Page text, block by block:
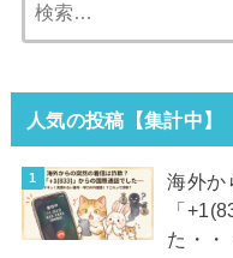
人気の投稿【集計中】
海外か
「
た・・